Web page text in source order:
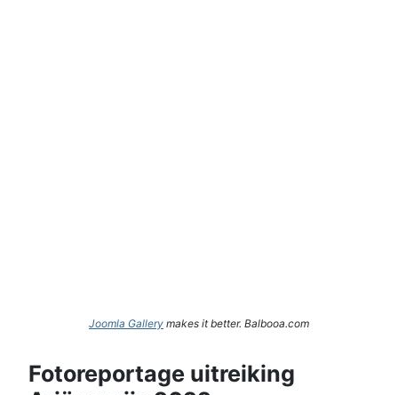
Joomla Gallery makes it better. Balbooa.com
Fotoreportage uitreiking